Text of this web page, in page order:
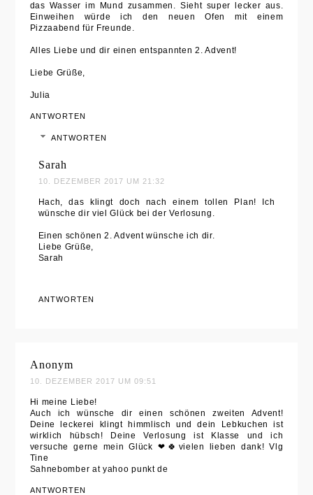
das Wasser im Mund zusammen. Sieht super lecker aus.
Einweihen würde ich den neuen Ofen mit einem
Pizzaabend für Freunde.
Alles Liebe und dir einen entspannten 2. Advent!
Liebe Grüße,
Julia
ANTWORTEN
ANTWORTEN
Sarah
10. DEZEMBER 2017 UM 21:32
Hach, das klingt doch nach einem tollen Plan! Ich
wünsche dir viel Glück bei der Verlosung.
Einen schönen 2. Advent wünsche ich dir.
Liebe Grüße,
Sarah
ANTWORTEN
Anonym
10. DEZEMBER 2017 UM 09:51
Hi meine Liebe!
Auch ich wünsche dir einen schönen zweiten Advent!
Deine leckerei klingt himmlisch und dein Lebkuchen ist
wirklich hübsch! Deine Verlosung ist Klasse und ich
versuche gerne mein Glück ❤🍀vielen lieben dank! Vlg
Tine
Sahnebomber at yahoo punkt de
ANTWORTEN